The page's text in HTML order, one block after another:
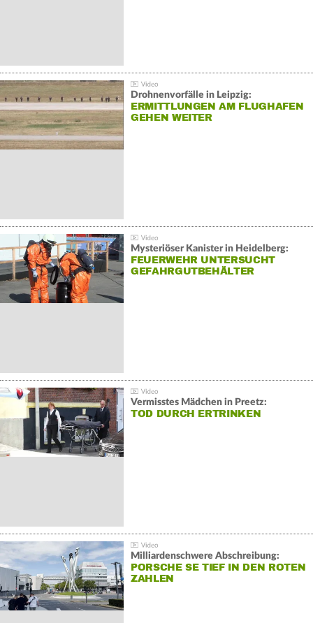
Drohnenvorfälle in Leipzig:
ERMITTLUNGEN AM FLUGHAFEN
GEHEN WEITER
Mysteriöser Kanister in Heidelberg:
FEUERWEHR UNTERSUCHT
GEFAHRGUTBEHÄLTER
Vermisstes Mädchen in Preetz:
TOD DURCH ERTRINKEN
Milliardenschwere Abschreibung:
PORSCHE SE TIEF IN DEN ROTEN
ZAHLEN